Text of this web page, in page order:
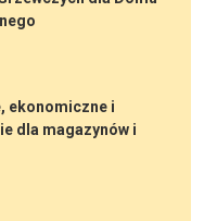
ekonomiczne i
dla magazynów i